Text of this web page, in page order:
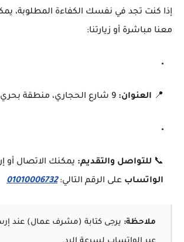
إذا كنت تجد في نفسك الكفاءة المطلوبة،
معنا مباشرة أو زيارتنا:
📍 العنوان:
📞 للتواصل والتقديم: يمكنك الاتصال أو
الواتساب على الرقم التالي:01010006732
ملاحظة: يرجى كتابة (مشرف عمال) عند